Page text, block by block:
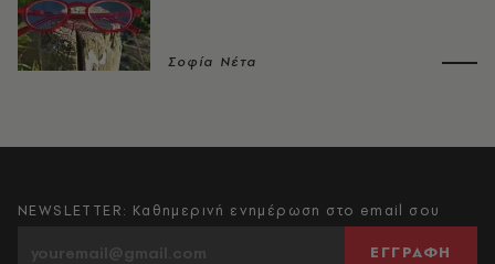
Σοφία Νέτα
NEWSLETTER: Καθημερινή ενημέρωση στο email σου
ΕΓΓΡΑΦΗ